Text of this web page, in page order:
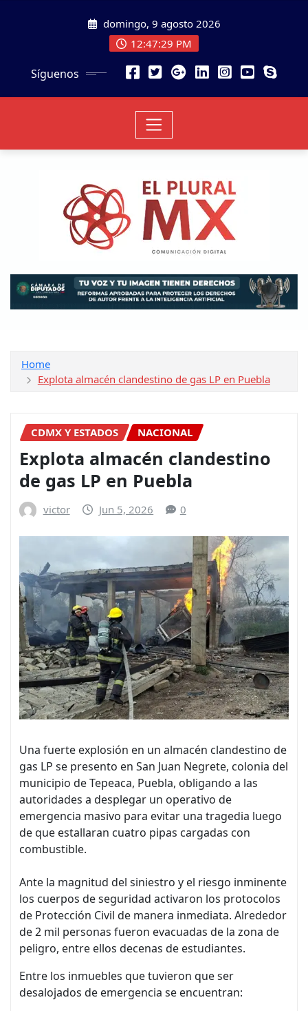
domingo, 9 agosto 2026
12:47:30 PM
Síguenos
Home
Explota almacén clandestino de gas LP en Puebla
CDMX Y ESTADOS NACIONAL
Explota almacén clandestino
de gas LP en Puebla
victor Jun 5, 2026 0
Una fuerte explosión en un almacén clandestino de
gas LP se presento en San Juan Negrete, colonia del
municipio de Tepeaca, Puebla, obligando a las
autoridades a desplegar un operativo de
emergencia masivo para evitar una tragedia luego
de que estallaran cuatro pipas cargadas con
combustible.
Ante la magnitud del siniestro y el riesgo inminente
los cuerpos de seguridad activaron los protocolos
de Protección Civil de manera inmediata. Alrededor
de 2 mil personas fueron evacuadas de la zona de
peligro, entre ellos decenas de estudiantes.
Entre los inmuebles que tuvieron que ser
desalojados de emergencia se encuentran: